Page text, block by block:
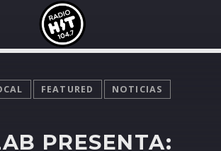
FEATURED NOTICIAS
PRESENTA: